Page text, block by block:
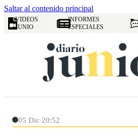
Saltar al contenido principal
VIDEOS
JUNIO
INFORMES
ESPECIALES
05 Dic 20:52